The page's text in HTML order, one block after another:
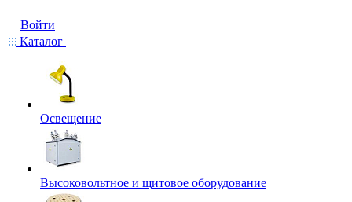
Войти
Каталог
Освещение
Высоковольтное и щитовое оборудование